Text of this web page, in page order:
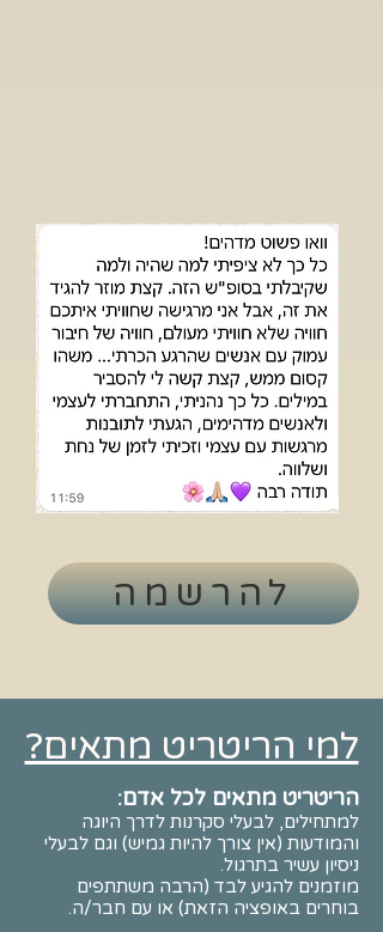
להרשמה
למי הריטריט מתאים?
הריטריט מתאים לכל אדם:
למתחילים, לבעלי סקרנות לדרך היוגה
והמודעות (אין צורך להיות גמיש) וגם לבעלי
ניסיון עשיר בתרגול.
מוזמנים להגיע לבד (הרבה משתתפים
בוחרים באופציה הזאת) או עם חבר/ה.